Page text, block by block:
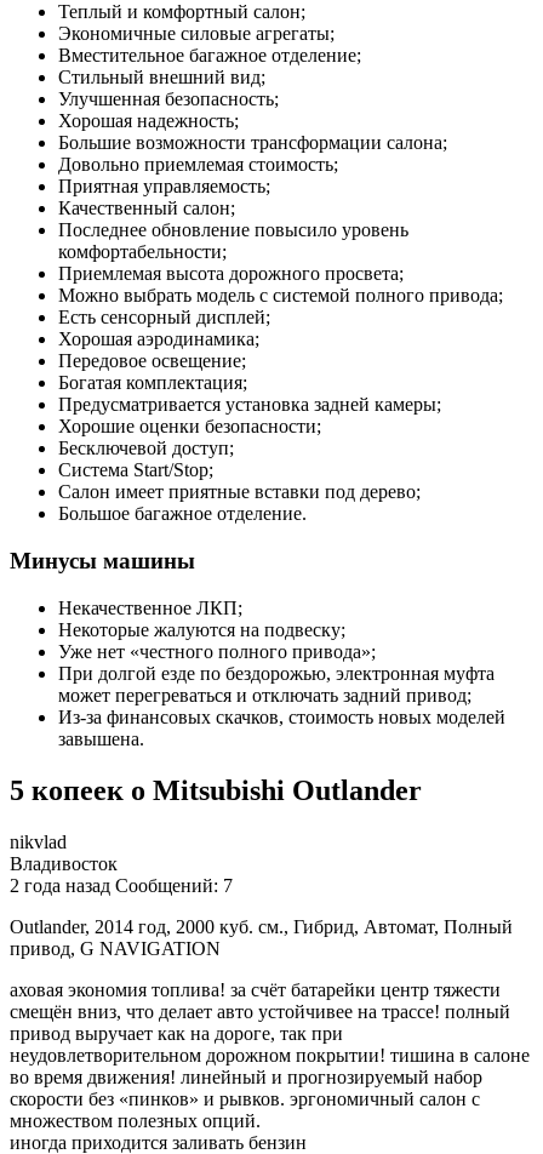
Теплый и комфортный салон;
Экономичные силовые агрегаты;
Вместительное багажное отделение;
Стильный внешний вид;
Улучшенная безопасность;
Хорошая надежность;
Большие возможности трансформации салона;
Довольно приемлемая стоимость;
Приятная управляемость;
Качественный салон;
Последнее обновление повысило уровень
комфортабельности;
Приемлемая высота дорожного просвета;
Можно выбрать модель с системой полного привода;
Есть сенсорный дисплей;
Хорошая аэродинамика;
Передовое освещение;
Богатая комплектация;
Предусматривается установка задней камеры;
Хорошие оценки безопасности;
Бесключевой доступ;
Система Start/Stop;
Салон имеет приятные вставки под дерево;
Большое багажное отделение.
Минусы машины
Некачественное ЛКП;
Некоторые жалуются на подвеску;
Уже нет «честного полного привода»;
При долгой езде по бездорожью, электронная муфта
может перегреваться и отключать задний привод;
Из-за финансовых скачков, стоимость новых моделей
завышена.
5 копеек о Mitsubishi Outlander
nikvlad
Владивосток
2 года назад Сообщений: 7
Outlander, 2014 год, 2000 куб. см., Гибрид, Автомат, Полный
привод, G NAVIGATION
аховая экономия топлива! за счёт батарейки центр тяжести
смещён вниз, что делает авто устойчивее на трассе! полный
привод выручает как на дороге, так при
неудовлетворительном дорожном покрытии! тишина в салоне
во время движения! линейный и прогнозируемый набор
скорости без «пинков» и рывков. эргономичный салон с
множеством полезных опций.
иногда приходится заливать бензин